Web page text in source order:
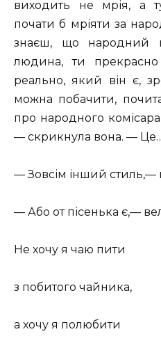
виходить не мрія, а
почати б мріяти за
знаєш, що народний
людина, ти
реально, який він є,
можна побачити,
про народного
— скрикнула вона. — Це…
— Зовсім інший стиль,—
— Або от пісенька є,—
Не хочу я чаю пити
з побитого чайника,
а хочу я полюбити